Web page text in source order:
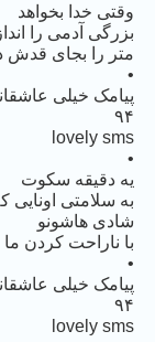
وقتی خدا بخواهد
بزرگی آدمی را
متر را بجای قدش
•
۹۴
lovely sms
•
یه دقیقه سکوت
به سلامتی اونایی
شادی هاشونو
با ناراحت کردن
•
۹۴
lovely sms